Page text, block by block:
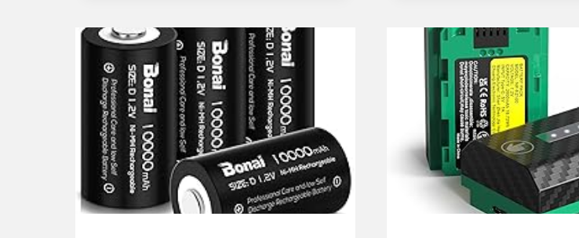
CHECKER,
BATTERIE
TESTER,
BATTERIEKAPAZITÄT
SPANNUNGSPRÜFER
CONTROL…
SAMSUNG
GALAXY
XCOVER
5
(G525F)
MODEL
BG525BBE,
NEUES